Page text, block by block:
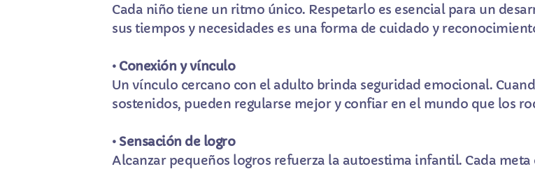
Cada niño tiene un ritmo único. Respetarlo es esencial para un
sus tiempos y necesidades es una forma de cuidado y
• Conexión y vínculo
Un vínculo cercano con el adulto brinda seguridad emocional.
sostenidos, pueden regularse mejor y confiar en el mundo que los
• Sensación de logro
Alcanzar pequeños logros refuerza la autoestima infantil. Cada